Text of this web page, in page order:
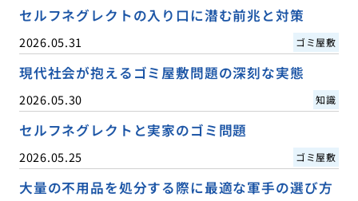
セルフネグレクトの入り口に潜む前兆と対策
2026.05.31 ゴミ屋敷
現代社会が抱えるゴミ屋敷問題の深刻な実態
2026.05.30 知識
セルフネグレクトと実家のゴミ問題
2026.05.25 ゴミ屋敷
大量の不用品を処分する際に最適な軍手の選び方